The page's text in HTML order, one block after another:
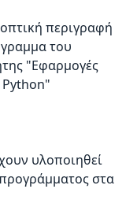
περιγραφή
του
"Εφαρμογές
υλοποιηθεί
στα